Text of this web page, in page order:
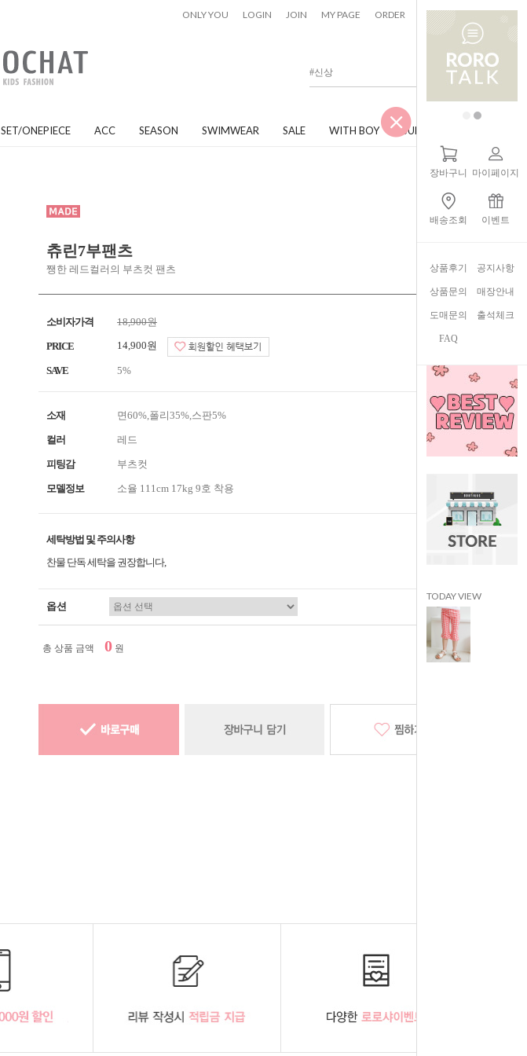
ONLY YOU LOGIN JOIN MY PAGE ORDER CART 0
SET/ONEPIECE ACC SEASON SWIMWEAR SALE WITH BOY JUNIOR
장바구니 마이페이지
배송조회 이벤트
상품후기 공지사항
상품문의 매장안내
도매문의 출석체크
FAQ
TODAY VIEW
츄린7부팬츠
쨍한 레드컬러의 부츠컷 팬츠
소비자가격 18,900원
PRICE 14,900원
SAVE 5%
소재 면60%,폴리35%,스판5%
컬러 레드
피팅감 부츠컷
모델정보 소율 111cm 17kg 9호 착용
세탁방법 및 주의사항
찬물 단독 세탁을 권장합니다,
옵션
총 상품 금액 0 원